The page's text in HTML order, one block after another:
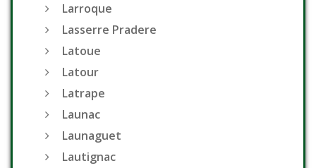
Larroque
Lasserre Pradere
Latoue
Latour
Latrape
Launac
Launaguet
Lautignac